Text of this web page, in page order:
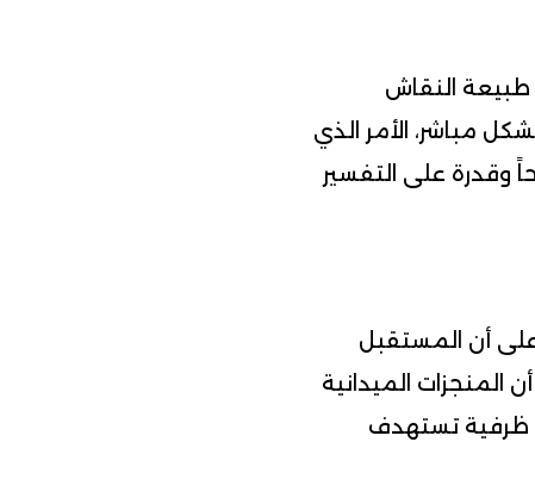
طبيعة النقاش
مباشر، الأمر الذي
وقدرة على التفسير
على أن المستقبل
المنجزات الميدانية
ظرفية تستهدف